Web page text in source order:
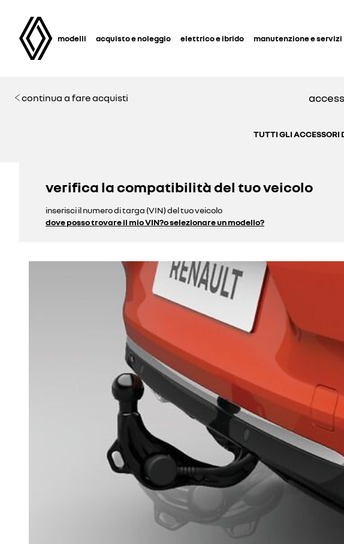
modelli acquisto e noleggio elettrico e ibrido manutenzione e servizi
continua a fare acquisti
TUTTI GLI ACCESSORI
verifica la compatibilità del tuo veicolo
inserisci il numero di targa (VIN) del tuo veicolo
dove posso trovare il mio VIN?o selezionare un modello?